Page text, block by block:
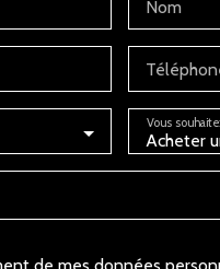
Nom
Acheter
Vous